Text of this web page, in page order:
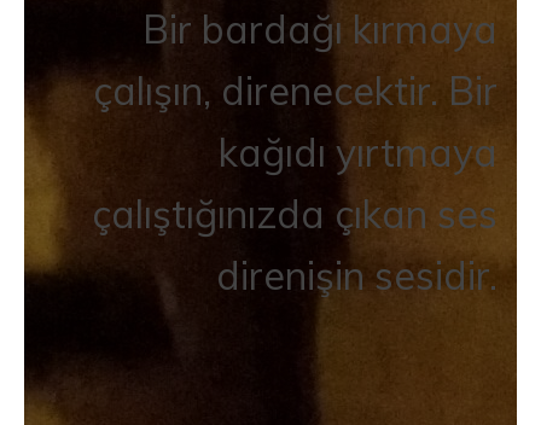
Bir bardağı kırmaya
çalışın, direnecektir. Bir
kağıdı yırtmaya
çalıştığınızda çıkan ses
direnişin sesidir.